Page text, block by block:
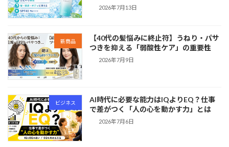
2026年7月13日
新商品
【40代の髪悩みに終止符】うねり・パサ
つきを抑える「弱酸性ケア」の重要性
2026年7月9日
ビジネス
AI時代に必要な能力はIQよりEQ？仕事
で差がつく「人の心を動かす力」とは
2026年7月6日